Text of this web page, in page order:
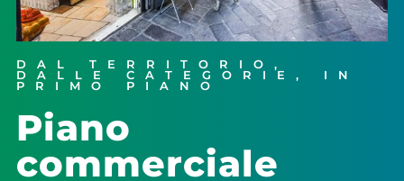
DAL TERRITORIO ,
DALLE CATEGORIE , IN
PRIMO PIANO
Piano
commerciale